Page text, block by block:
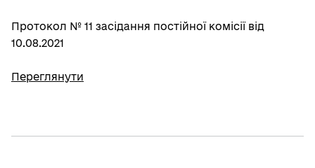
Протокол № 11 засідання постійної комісії від
10.08.2021
Переглянути